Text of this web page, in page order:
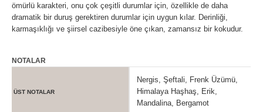
ömürlü karakteri, onu çok çeşitli durumlar için, özellikle de daha
dramatik bir duruş gerektiren durumlar için uygun kılar. Derinliği,
karmaşıklığı ve şiirsel cazibesiyle öne çıkan, zamansız bir kokudur.
NOTALAR
ÜST NOTALAR
Nergis, Şeftali, Frenk Üzümü,
Himalaya Haşhaş, Erik,
Mandalina, Bergamot